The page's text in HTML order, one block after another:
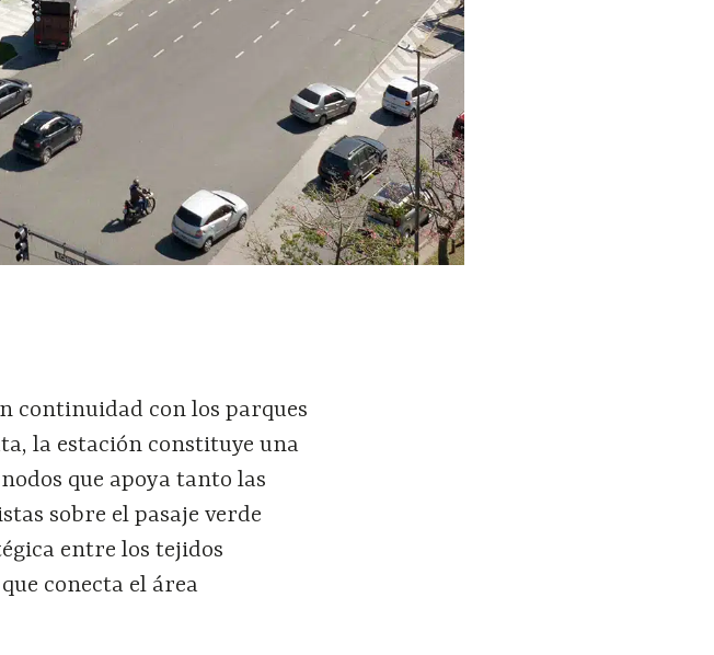
continuidad con los parques
la estación constituye una
que apoya tanto las
sobre el pasaje verde
entre los tejidos
conecta el área